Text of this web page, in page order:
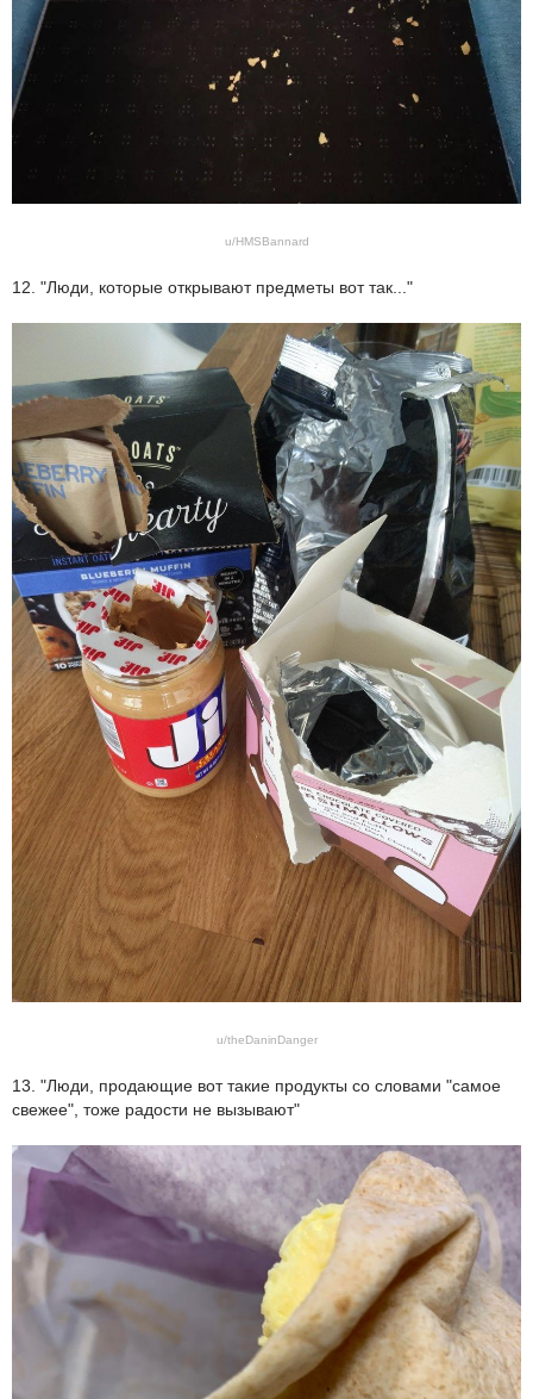
u/HMSBannard
12. "Люди, которые открывают предметы вот так..."
u/theDaninDanger
13. "Люди, продающие вот такие продукты со словами "самое
свежее", тоже радости не вызывают"